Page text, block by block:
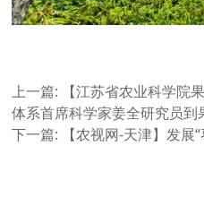
上一篇:
【江苏省农业科学院
体系首席科学家姜全研究员到
下一篇:
【农视网-天津】发展